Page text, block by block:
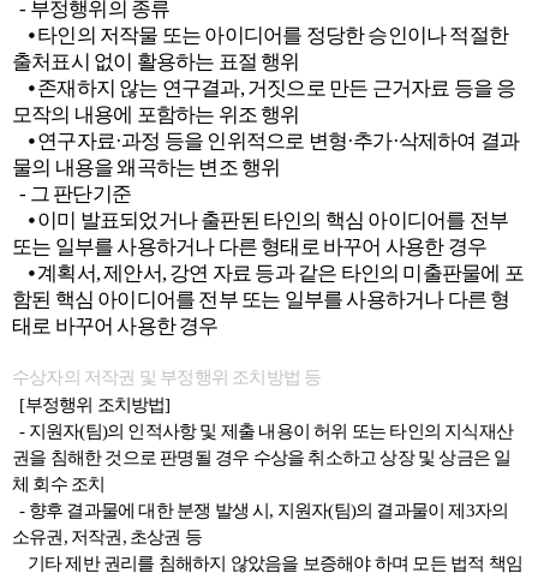
- 부정행위의 종류
⦁ 타인의 저작물 또는 아이디어를 정당한 승인이나 적절한
출처표시 없이 활용하는 표절 행위
⦁ 존재하지 않는 연구결과, 거짓으로 만든 근거자료 등을 응
모작의 내용에 포함하는 위조 행위
⦁ 연구자료·과정 등을 인위적으로 변형·추가·삭제하여 결과
물의 내용을 왜곡하는 변조 행위
- 그 판단기준
⦁ 이미 발표되었거나 출판된 타인의 핵심 아이디어를 전부
또는 일부를 사용하거나 다른 형태로 바꾸어 사용한 경우
⦁ 계획서, 제안서, 강연 자료 등과 같은 타인의 미출판물에 포
함된 핵심 아이디어를 전부 또는 일부를 사용하거나 다른 형
태로 바꾸어 사용한 경우
수상자의 저작권 및 부정행위 조치방법 등
[부정행위 조치방법]
- 지원자(팀)의 인적사항 및 제출 내용이 허위 또는 타인의 지식재산
권을 침해한 것으로 판명될 경우 수상을 취소하고 상장 및 상금은 일
체 회수 조치
- 향후 결과물에 대한 분쟁 발생 시, 지원자(팀)의 결과물이 제3자의
소유권, 저작권, 초상권 등
기타 제반 권리를 침해하지 않았음을 보증해야 하며 모든 법적 책임